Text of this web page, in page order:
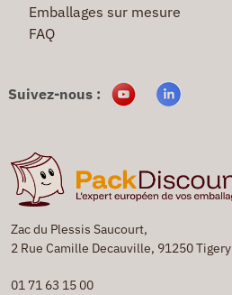
Zac du Plessis Saucourt,
2 Rue Camille Decauville, 91250 Tigery
01 71 63 15 00
Emballages sur mesure
FAQ
Suivez-nous :